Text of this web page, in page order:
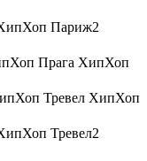
Париж2
Прага ХипХоп
Тревел ХипХоп
Тревел2